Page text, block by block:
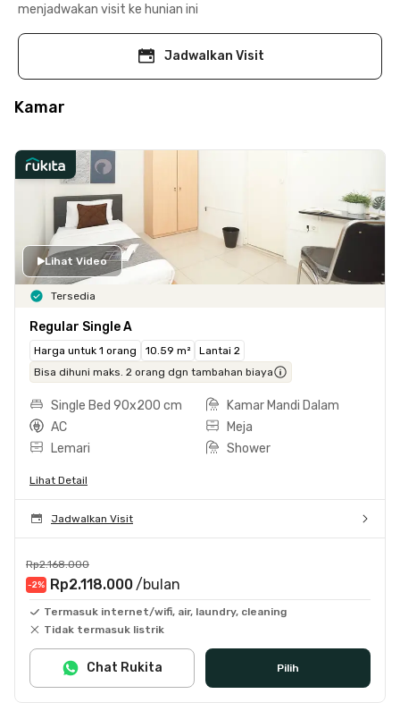
menjadwakan visit ke hunian ini
Jadwalkan Visit
Kamar
Lihat Video
Tersedia
Regular Single A
Harga untuk 1 orang 10.59 m²
Lantai 2
Bisa dihuni maks. 2 orang dgn tambahan biaya
Single Bed 90x200 cm
Kamar Mandi Dalam
AC
Meja
Lemari
Shower
Lihat Detail
Jadwalkan Visit
Rp2.168.000
-2% Rp2.118.000 /bulan
Termasuk internet/wifi, air, laundry, cleaning
Tidak termasuk listrik
Pilih
Chat Rukita